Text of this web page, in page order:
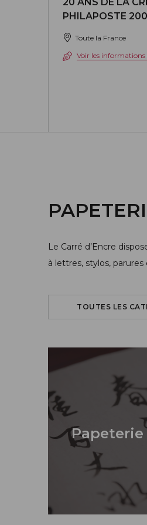
PHILAPOSTE
Toute la France
Voir les informations
Le Carré d’Encre
à lettres, stylos, parures
TOUTES LES
Papeterie